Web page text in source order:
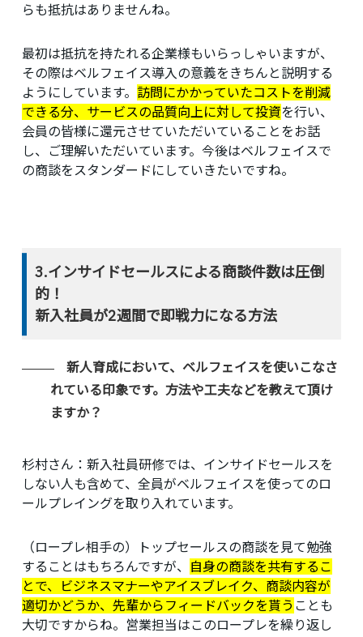
らも抵抗はありませんね。
最初は抵抗を持たれる企業様もいらっしゃいますが、
その際はベルフェイス導入の意義をきちんと説明する
ようにしています。 訪問にかかっていたコストを削減
できる分、サービスの品質向上に対して投資を行い、
会員の皆様に還元させていただいていることをお話
し、ご理解いただいています。今後はベルフェイスで
の商談をスタンダードにしていきたいですね。
3.インサイドセールスによる商談件数は圧倒
的！
新入社員が2週間で即戦力になる方法
新人育成において、ベルフェイスを使いこなさ
れている印象です。方法や工夫などを教えて頂け
ますか？
杉村さん：新入社員研修では、インサイドセールスを
しない人も含めて、全員がベルフェイスを使ってのロ
ールプレイングを取り入れています。
（ロープレ相手の）トップセールスの商談を見て勉強
することはもちろんですが、 自身の商談を共有するこ
とで、ビジネスマナーやアイスブレイク、商談内容が
適切かどうか、先輩からフィードバックを貰う ことも
大切ですからね。営業担当はこのロープレを繰り返し